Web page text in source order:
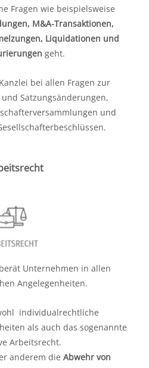
Fragen wie beispielsweise
M&A-Transaktionen,
Liquidationen und
geht.
bei allen Fragen zur
Satzungsänderungen,
und
Unternehmen in allen
Angelegenheiten.
individualrechtliche
als auch das sogenannte
Arbeitsrecht.
anderem die Abwehr von